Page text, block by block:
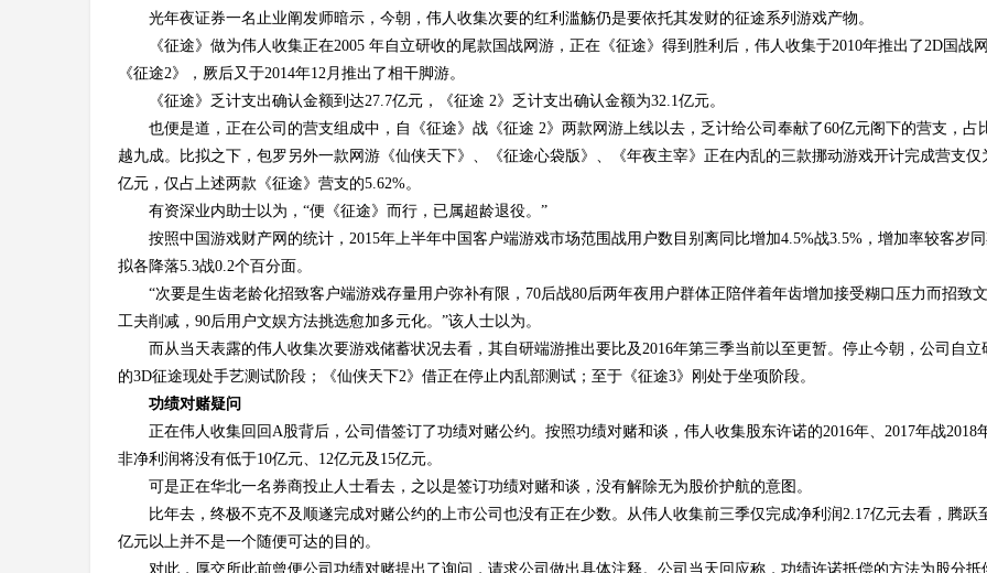
光年夜证券一名止业阐发师暗示，今朝，伟人收集次要的红利滥觞仍是要依托其发财的征途系列游戏产物。
《征途》做为伟人收集正在2005 年自立研收的尾款国战网游，正在《征途》得到胜利后，伟人收集于2010年推出了2D国战
《征途2》，厥后又于2014年12月推出了相干脚游。
《征途》乏计支出确认金额到达27.7亿元，《征途 2》乏计支出确认金额为32.1亿元。
也便是道，正在公司的营支组成中，自《征途》战《征途 2》两款网游上线以去，乏计给公司奉献了60亿元阁下的营支，占
越九成。比拟之下，包罗另外一款网游《仙侠天下》、《征途心袋版》、《年夜主宰》正在内乱的三款挪动游戏开计完成营支仅
亿元，仅占上述两款《征途》营支的5.62%。
有资深业内助士以为，“便《征途》而行，已属超龄退役。”
按照中国游戏财产网的统计，2015年上半年中国客户端游戏市场范围战用户数目别离同比增加4.5%战3.5%，增加率较客岁
拟各降落5.3战0.2个百分面。
“次要是生齿老龄化招致客户端游戏存量用户弥补有限，70后战80后两年夜用户群体正陪伴着年齿增加接受糊口压力而招致
工夫削减，90后用户文娱方法挑选愈加多元化。”该人士以为。
而从当天表露的伟人收集次要游戏储蓄状况去看，其自研端游推出要比及2016年第三季当前以至更暂。停止今朝，公司自立
的3D征途现处手艺测试阶段；《仙侠天下2》借正在停止内乱部测试；至于《征途3》刚处于坐项阶段。
功绩对赌疑问
正在伟人收集回回A股背后，公司借签订了功绩对赌公约。按照功绩对赌和谈，伟人收集股东许诺的2016年、2017年战2018
非净利润将没有低于10亿元、12亿元及15亿元。
可是正在华北一名券商投止人士看去，之以是签订功绩对赌和谈，没有解除无为股价护航的意图。
比年去，终极不克不及顺遂完成对赌公约的上市公司也没有正在少数。从伟人收集前三季仅完成净利润2.17亿元去看，腾跃
亿元以上并不是一个随便可达的目的。
对此，厚交所此前曾便公司功绩对赌提出了询问，请求公司做出具体注释。公司当天回应称，功绩许诺抵偿的方法为股分抵